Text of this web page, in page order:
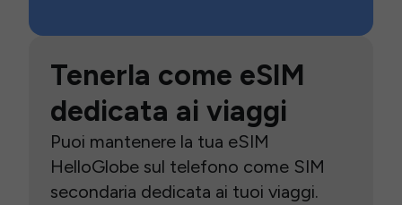
Tenerla come eSIM
dedicata ai viaggi
Puoi mantenere la tua eSIM
HelloGlobe sul telefono come SIM
secondaria dedicata ai tuoi viaggi.